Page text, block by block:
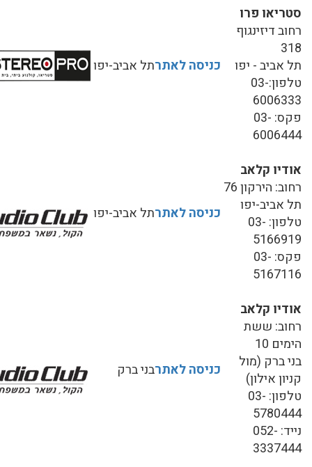
סטריאו פרו
רחוב דיזינגוף
318
תל אביב - יפו
טלפון:03-
6006333
פקס: 03-
6006444
כניסה לאתרתל אביב-יפו
אודיו קלאב
רחוב: הירקון 76
תל אביב-יפו
טלפון: 03-
5166919
פקס: 03-
5167116
כניסה לאתרתל אביב-יפו
אודיו קלאב
רחוב: ששת
הימים 10
בני ברק (מול
קניון אילון)
טלפון: 03-
5780444
נייד: 052-
3337444
כניסה לאתרבני ברק